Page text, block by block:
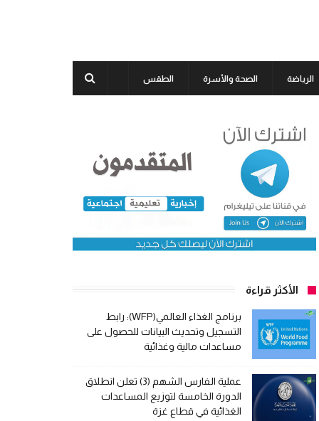
الرياضة الصحة والأسرة الطقس
الأكثر قراءة
برنامج الغذاء العالمي(WFP): رابط
التسجيل وتحديث البيانات للحصول على
مساعدات مالية وغذائية
عملية الفارس الشهم (3) تعلن انطلاق
الدورة الخامسة لتوزيع المساعدات
الغذائية في قطاع غزة